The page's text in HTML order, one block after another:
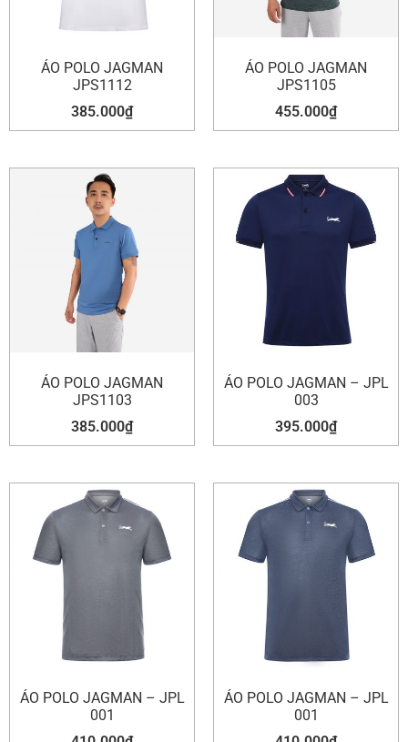
ÁO POLO JAGMAN
JPS1112
385.000₫
ÁO POLO JAGMAN
JPS1105
455.000₫
ÁO POLO JAGMAN
JPS1103
385.000₫
ÁO POLO JAGMAN – JPL
003
395.000₫
ÁO POLO JAGMAN – JPL
001
ÁO POLO JAGMAN – JPL
001